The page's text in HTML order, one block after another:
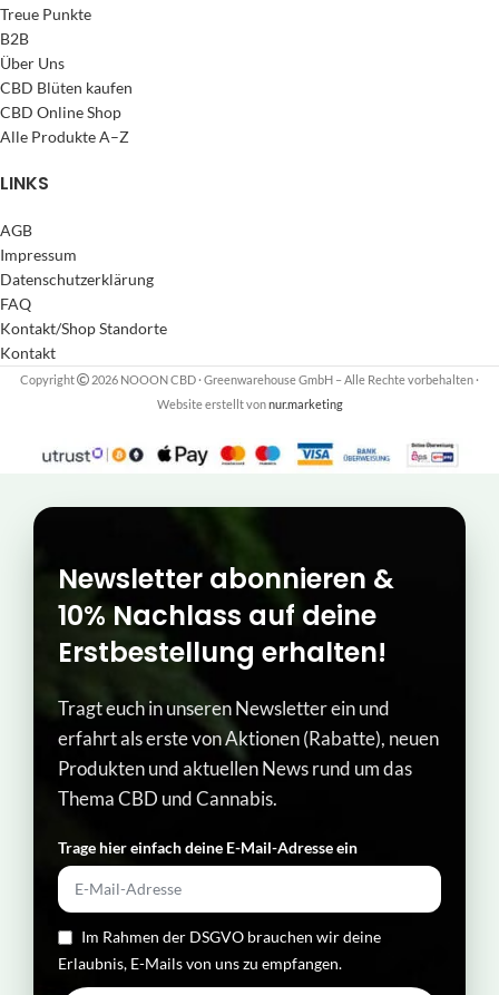
Treue Punkte
B2B
Über Uns
CBD Blüten kaufen
CBD Online Shop
Alle Produkte A–Z
LINKS
AGB
Impressum
Datenschutzerklärung
FAQ
Kontakt/Shop Standorte
Kontakt
Copyright 2026 NOOON CBD · Greenwarehouse GmbH – Alle Rechte vorbehalten·
Website erstellt vonnur.marketing
Newsletter abonnieren &
10% Nachlass auf deine
Erstbestellung erhalten!
Tragt euch in unseren Newsletter ein und
erfahrt als erste von Aktionen (Rabatte), neuen
Produkten und aktuellen News rund um das
Thema CBD und Cannabis.
Trage hier einfach deine E-Mail-Adresse ein​
Im Rahmen der DSGVO brauchen wir deine
Erlaubnis, E-Mails von uns zu empfangen.